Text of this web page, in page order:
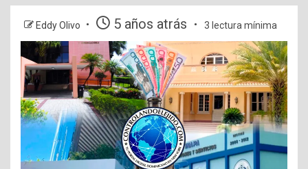
Eddy Olivo 5 años atrás 3 lectura mínima